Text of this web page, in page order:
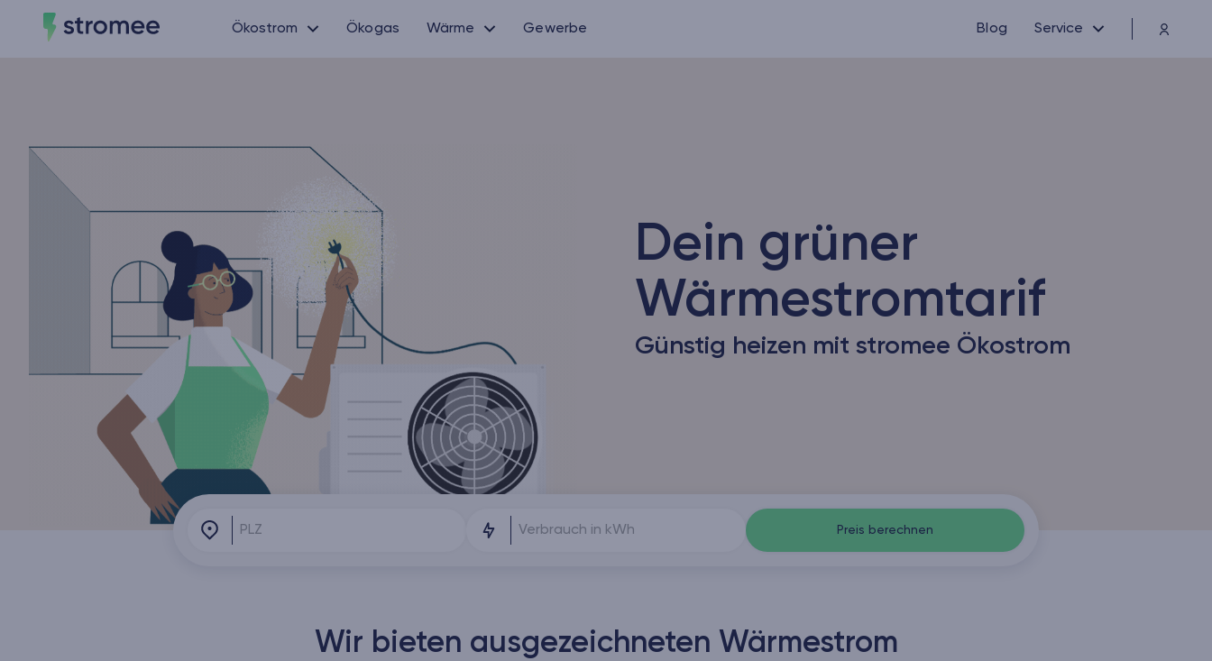
Ökostrom Ökogas Wärme Gewerbe Blog Service
Dein grüner
Wärmestromtarif
Günstig heizen mit stromee Ökostrom
Preis berechnen
Wir bieten ausgezeichneten Wärmestrom